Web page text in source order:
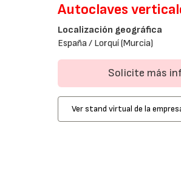
Autoclaves
Localización geográfica
España / Lorquí (Murcia)
Solicite más
Ver stand virtual de la